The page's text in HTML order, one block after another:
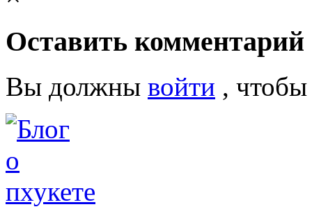
Оставить комментарий
Вы должны войти ,